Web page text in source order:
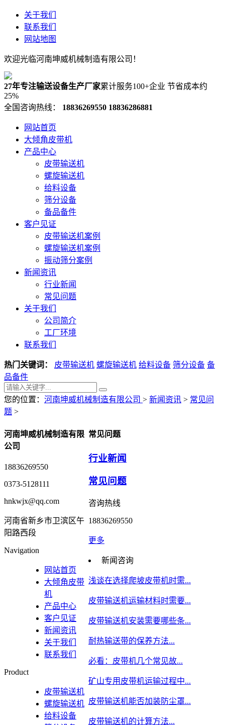
关于我们
联系我们
网站地图
欢迎光临河南坤威机械制造有限公司！
27年专注输送设备生产厂家累计服务100+企业 节省成本约
25%
全国咨询热线：
18836269550 18836286881
网站首页
大倾角皮带机
产品中心
皮带输送机
螺旋输送机
给料设备
筛分设备
备品备件
客户见证
皮带输送机案例
螺旋输送机案例
振动筛分案例
新闻资讯
行业新闻
常见问题
关于我们
公司简介
工厂环境
联系我们
热门关键词： 皮带输送机 螺旋输送机 给料设备 筛分设备 备
品备件
您的位置： 河南坤威机械制造有限公司 > 新闻资讯 > 常见问
题 >
常见问题
行业新闻
常见问题
咨询热线
18836269550
更多
新闻咨询
浅谈在选择爬坡皮带机时需...
皮带输送机运输材料时需要...
皮带输送机安装需要哪些条...
耐热输送带的保养方法...
​必看：皮带机几个常见故...
矿山专用皮带机运输过程中...
皮带输送机能否加装防尘罩...
皮带输送机的计算方法...
河南坤威机械制造有限
公司
18836269550
0373-5128111
hnkwjx@qq.com
河南省新乡市卫滨区午
阳路西段
Navigation
网站首页
大倾角皮带
机
产品中心
客户见证
新闻资讯
关于我们
联系我们
Product
皮带输送机
螺旋输送机
给料设备